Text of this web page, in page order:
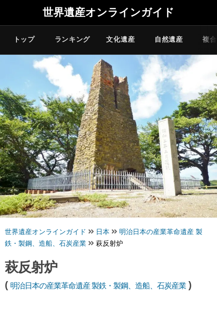
世界遺産オンラインガイド
トップ ランキング 文化遺産 自然遺産 複
世界遺産オンラインガイド 日本
明治日本の産業革命遺産 製
鉄・製鋼、造船、石炭産業
萩反射炉
萩反射炉
( 明治日本の産業革命遺産 製鉄・製鋼、造船、石炭産業 )